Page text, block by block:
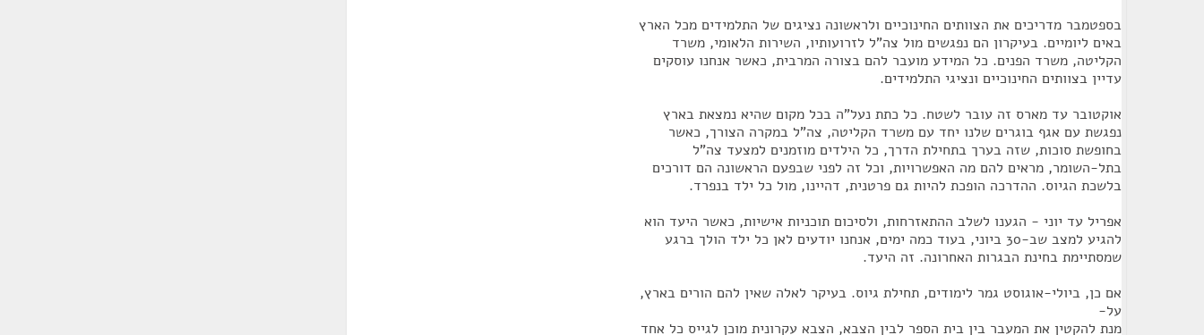
בספטמבר מדריכים את הצוותים החינוכיים ולראשונה נציגים של התלמידים מכל הארץ
באים ליומיים. בעיקרון הם נפגשים מול צה"ל לזרועותיו, השירות הלאומי, משרד
הקליטה, משרד הפנים. כל המידע מועבר להם בצורה המרבית, כאשר אנחנו עוסקים
עדיין בצוותים החינוכיים ונציגי התלמידים.
אוקטובר עד מארס זה עובר לשטח. כל כתת נעל"ה בכל מקום שהיא נמצאת בארץ
נפגשת עם אגף בוגרים שלנו יחד עם משרד הקליטה, צה"ל במקרה הצורך, כאשר
בחופשת סוכות, שזה בערך בתחילת הדרך, כל הילדים מוזמנים למצעד צה"ל
בתל-השומר, מראים להם מה האפשרויות, וכל זה לפני שבפעם הראשונה הם דורכים
בלשכת הגיוס. ההדרכה הופכת להיות גם פרטנית, דהיינו, מול כל ילד בנפרד.
אפריל עד יוני - הגענו לשלב ההתאזרחות, ולסיכום תוכניות אישיות, כאשר היעד הוא
להגיע למצב שב-30 ביוני, בעוד כמה ימים, אנחנו יודעים לאן כל ילד הולך ברגע
שמסתיימת בחינת הבגרות האחרונה. זה היעד.
אם כן, ביולי-אוגוסט גמר לימודים, תחילת גיוס. בעיקר לאלה שאין להם הורים בארץ,
על-
מנת להקטין את המעבר בין בית הספר לבין הצבא, הצבא עקרונית מוכן לגייס כל אחד